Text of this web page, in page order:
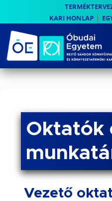
KARI HONLAP |
Oktatók
Vezető